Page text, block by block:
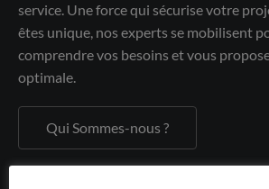
service. Une force qui sécurise votre
êtes unique, nos experts se mobilisent
comprendre vos besoins et vous
optimale.
Qui Sommes-nous ?